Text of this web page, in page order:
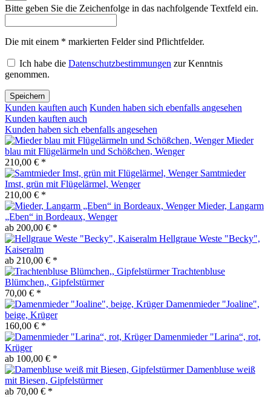
Bitte geben Sie die Zeichenfolge in das nachfolgende Textfeld ein.
Die mit einem * markierten Felder sind Pflichtfelder.
Ich habe die Datenschutzbestimmungen zur Kenntnis
genommen.
Speichern
Kunden kauften auch Kunden haben sich ebenfalls angesehen
Kunden kauften auch
Kunden haben sich ebenfalls angesehen
Mieder
blau mit Flügelärmeln und Schößchen, Wenger
210,00 € *
Samtmieder
Imst, grün mit Flügelärmel, Wenger
210,00 € *
Mieder, Langarm
„Eben“ in Bordeaux, Wenger
ab 200,00 € *
Hellgraue Weste "Becky",
Kaiseralm
ab 210,00 € *
Trachtenbluse
Blümchen,, Gipfelstürmer
70,00 € *
Damenmieder "Joaline",
beige, Krüger
160,00 € *
Damenmieder "Larina“, rot,
Krüger
ab 100,00 € *
Damenbluse weiß
mit Biesen, Gipfelstürmer
ab 70,00 € *